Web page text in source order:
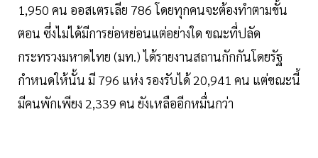
1,950 คน ออสเตรเลีย 786 โดยทุกคนจะต้องทำตามขั้น
ตอน ซึ่งไม่ได้มีการย่อหย่อนแต่อย่างใด ขณะที่ปลัด
กระทรวงมหาดไทย (มท.) ได้รายงานสถานกักกันโดยรัฐ
กำหนดให้นั้น มี 796 แห่ง รองรับได้ 20,941 คน แต่ขณะนี้
มีคนพักเพียง 2,339 คน ยังเหลืออีกหมื่นกว่า